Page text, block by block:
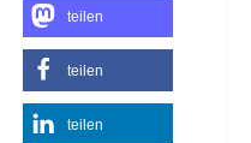
teilen
teilen
teilen